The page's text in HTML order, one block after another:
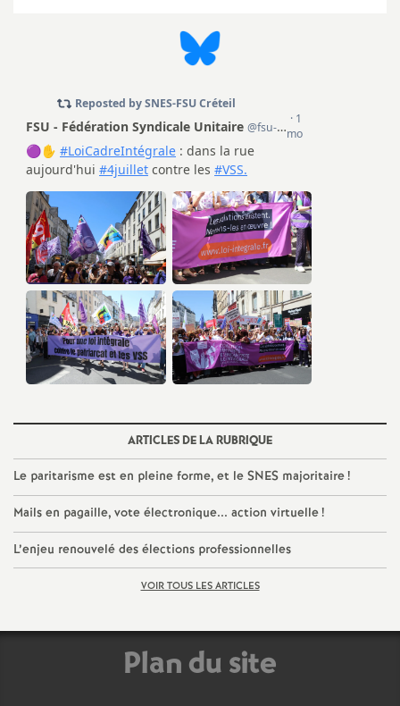
c
o
n
d
d
e
g
r
é
O
l
ARTICLES DE LA RUBRIQUE
Le paritarisme est en pleine forme, et le SNES majoritaire!
Mails en pagaille, vote électronique... action virtuelle!
L’enjeu renouvelé des élections professionnelles
VOIR TOUS LES ARTICLES
Plan du site